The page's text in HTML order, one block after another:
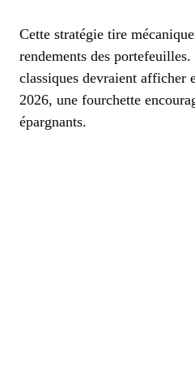
Cette stratégie tire
rendements des
classiques devraient afficher
2026, une fourchette
épargnants.